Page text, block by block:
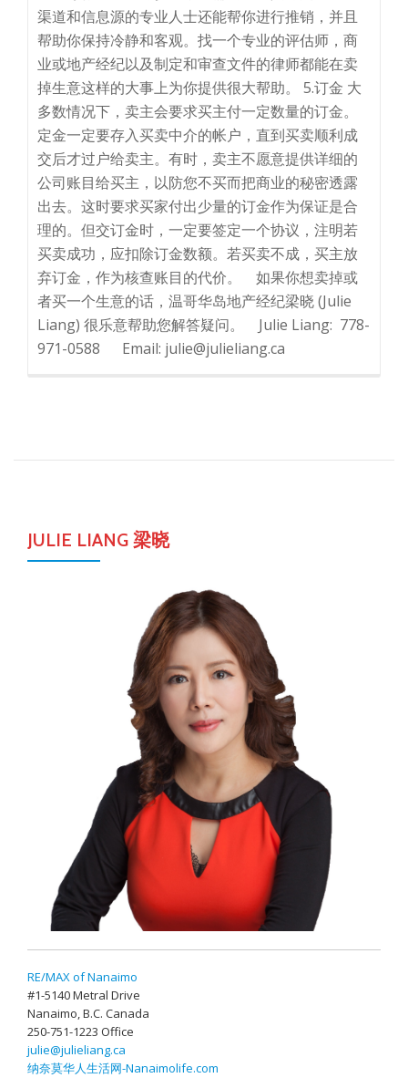
渠道和信息源的专业人士还能帮你进行推销，并且
帮助你保持冷静和客观。找一个专业的评估师，商
业或地产经纪以及制定和审查文件的律师都能在卖
掉生意这样的大事上为你提供很大帮助。 5.订金 大
多数情况下，卖主会要求买主付一定数量的订金。
定金一定要存入买卖中介的帐户，直到买卖顺利成
交后才过户给卖主。有时，卖主不愿意提供详细的
公司账目给买主，以防您不买而把商业的秘密透露
出去。这时要求买家付出少量的订金作为保证是合
理的。但交订金时，一定要签定一个协议，注明若
买卖成功，应扣除订金数额。若买卖不成，买主放
弃订金，作为核查账目的代价。 如果你想卖掉或
者买一个生意的话，温哥华岛地产经纪梁晓 (Julie
Liang) 很乐意帮助您解答疑问。 Julie Liang: 778-
971-0588 Email: julie@julieliang.ca
JULIE LIANG 梁晓
RE/MAX of Nanaimo
#1-5140 Metral Drive
Nanaimo, B.C. Canada
250-751-1223 Office
julie@julieliang.ca
纳奈莫华人生活网-Nanaimolife.com